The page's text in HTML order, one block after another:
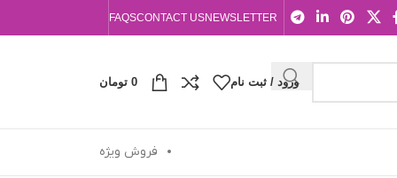
NEWSLETTER
CONTACT US
FAQS
ورود / ثبت نام 0 تومان
فروش ویژه